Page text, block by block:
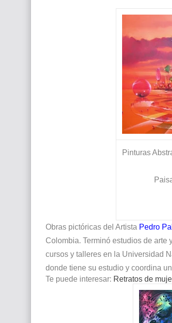
Que significan los cuadros de
El mundo del arte en pintura
Pinturas
Obras pictóricas del Artista Pedro
Colombia. Terminó estudios de
cursos y talleres en la Universidad
donde tiene su estudio y coordina
Te puede interesar: Retratos de